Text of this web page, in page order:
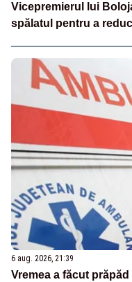
Vicepremierul lui
spălatul pentru a
6 aug. 2026, 21:39
Vremea a făcut